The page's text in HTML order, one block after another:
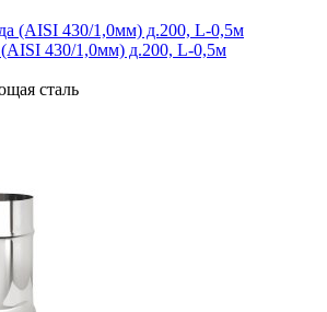
430/1,0мм) д.200, L-0,5м
сталь